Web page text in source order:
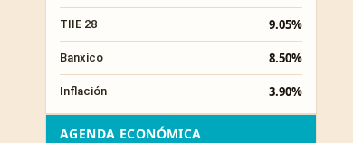
TIIE 28 9.05%
Banxico 8.50%
Inflación 3.90%
AGENDA ECONÓMICA